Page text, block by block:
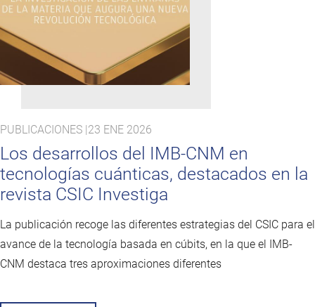
PUBLICACIONES |23 ENE 2026
Los desarrollos del IMB-CNM en
tecnologías cuánticas, destacados en la
revista CSIC Investiga
La publicación recoge las diferentes estrategias del CSIC para el
avance de la tecnología basada en cúbits, en la que el IMB-
CNM destaca tres aproximaciones diferentes